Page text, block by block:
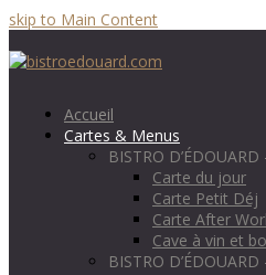
skip to Main Content
Accueil
Cartes & Menus
BISTRO
Carte du jour
Carte Petit Déj
Carte After
Cave à vin et
BISTRO